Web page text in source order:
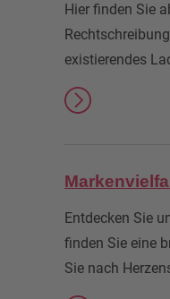
Hier finden Sie
existierendes
Entdecken Sie
finden Sie eine
Sie nach